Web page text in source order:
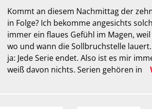
Kommt an diesem Nachmittag der
in Folge? Ich bekomme angesichts
immer ein flaues Gefühl im Magen,
wo und wann die Sollbruchstelle
ja: Jede Serie endet. Also ist es mir
weiß davon nichts. Serien gehören in